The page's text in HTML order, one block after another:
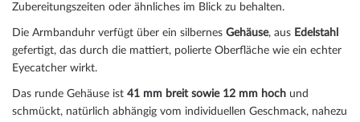
Zubereitungszeiten oder ähnliches im Blick zu behalten.
Die Armbanduhr verfügt über ein silbernes Gehäuse, aus Edelstahl
gefertigt, das durch die mattiert, polierte Oberfläche wie ein echter
Eyecatcher wirkt.
Das runde Gehäuse ist 41 mm breit sowie 12 mm hoch und
schmückt, natürlich abhängig vom individuellen Geschmack, nahezu